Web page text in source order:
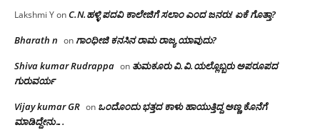
Lakshmi YonC.N.ಹಳ್ಳಿ ಪದವಿ ಕಾಲೇಜಿಗೆ ಸಲಾಂ‌ ಎಂದ ಜನರು! ಏಕೆ ಗೊತ್ತಾ?
Bharath n on ಗಾಂಧೀಜಿ ಕನಸಿನ ರಾಮ ರಾಜ್ಯ ಯಾವುದು?
Shiva kumar Rudrappa on ತುಮಕೂರು‌ ವಿ.ವಿ.ಯಲ್ಲೊಬ್ಬರು ಅಪರೂಪದ
ಗುರುವರ್ಯ
Vijay kumar GR on ಒಂದೊಂದು ಭತ್ತದ ಕಾಳು ಹಾಯುತ್ತಿದ್ದ ಅಣ್ಣ ಕೊನೆಗೆ
ಮಾಡಿದ್ದೇನು….